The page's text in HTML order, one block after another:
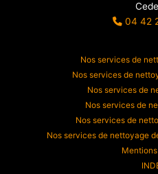
04 42
Nos services de
Nos services de
Nos services de
Nos services de
Nos services de
Nos services de nettoyage